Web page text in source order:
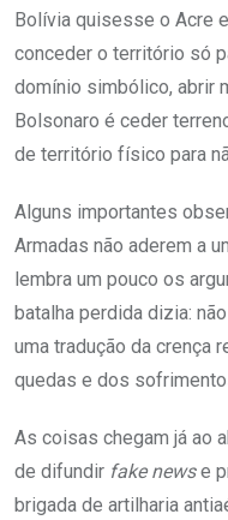
Bolívia quisesse o Acre
conceder o território só
domínio simbólico, abrir
Bolsonaro é ceder
de território físico para
Alguns importantes
Armadas não aderem a
lembra um pouco os
batalha perdida dizia:
uma tradução da crença
quedas e dos
As coisas chegam já ao
de difundir fake newse
brigada de artilharia